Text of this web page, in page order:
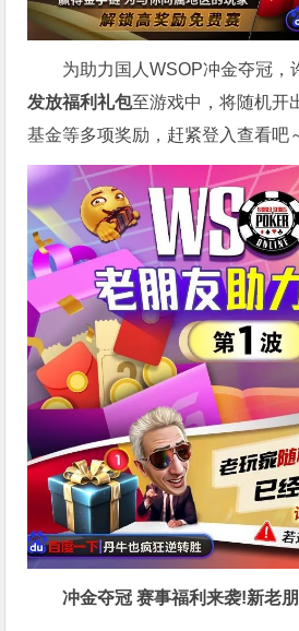
为助力国人WSOP冲金夺冠，
发放福利礼包至游戏中，将随机开
基金等多项奖励，赶紧登入查看吧
冲金夺冠 赛事福利来袭!新老